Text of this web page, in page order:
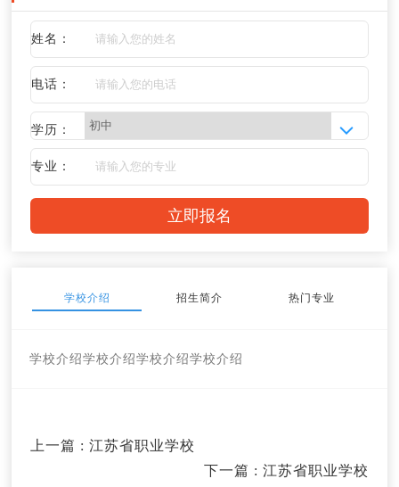
姓名：
电话：
学历：
专业：
学校介绍 招生简介 热门专业
学校介绍学校介绍学校介绍学校介绍
上一篇 : 江苏省职业学校
下一篇 : 江苏省职业学校